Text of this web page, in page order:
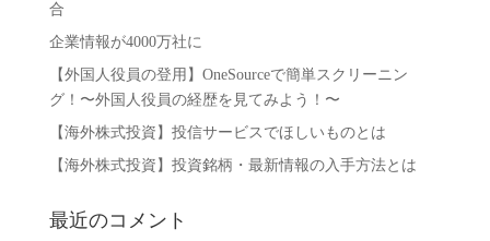
合
企業情報が4000万社に
【外国人役員の登用】OneSourceで簡単スクリーニン
グ！〜外国人役員の経歴を見てみよう！〜
【海外株式投資】投信サービスでほしいものとは
【海外株式投資】投資銘柄・最新情報の入手方法とは
最近のコメント